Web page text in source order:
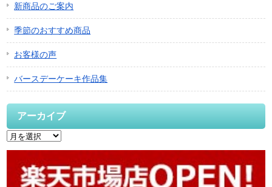
新商品のご案内
季節のおすすめ商品
お客様の声
バースデーケーキ作品集
アーカイブ